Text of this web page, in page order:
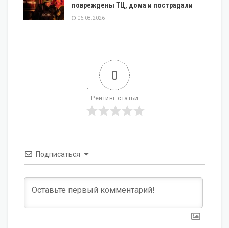
повреждены ТЦ, дома и пострадали
06.08.2026
0
Рейтинг статьи
Подписаться